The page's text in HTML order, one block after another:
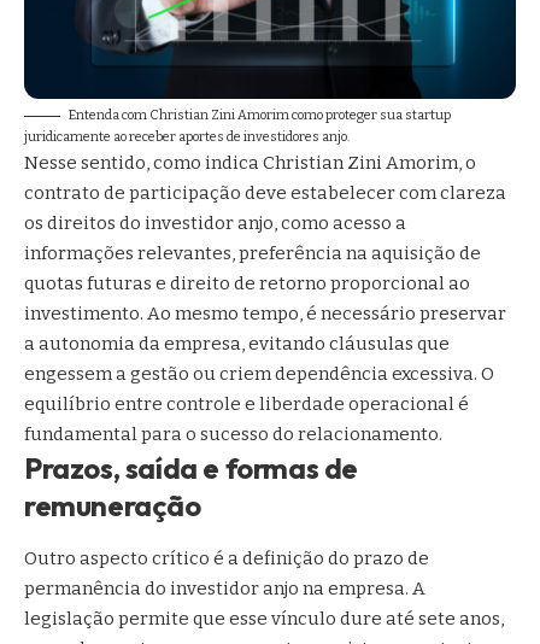
Entenda com Christian Zini Amorim como proteger sua startup
juridicamente ao receber aportes de investidores anjo.
Nesse sentido, como indica Christian Zini Amorim, o
contrato de participação deve estabelecer com clareza
os direitos do investidor anjo, como acesso a
informações relevantes, preferência na aquisição de
quotas futuras e direito de retorno proporcional ao
investimento. Ao mesmo tempo, é necessário preservar
a autonomia da empresa, evitando cláusulas que
engessem a gestão ou criem dependência excessiva. O
equilíbrio entre controle e liberdade operacional é
fundamental para o sucesso do relacionamento.
Prazos, saída e formas de
remuneração
Outro aspecto crítico é a definição do prazo de
permanência do investidor anjo na empresa. A
legislação permite que esse vínculo dure até sete anos,